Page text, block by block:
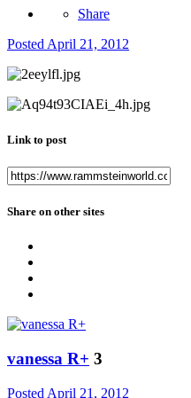
Share
PostedApril 21, 2012
Link to post
Share on other sites
vanessa R+ 3
Posted April 21, 2012